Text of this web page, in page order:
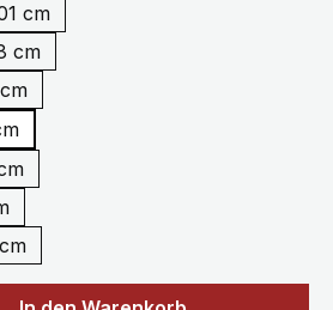
cm - 30,01 cm
cm
cm